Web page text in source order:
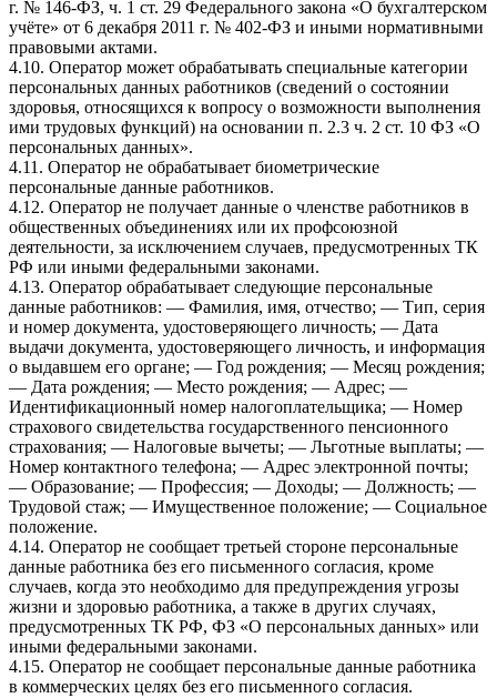
г. № 146-ФЗ, ч. 1 ст. 29 Федерального закона «О бухгалтерском
учёте» от 6 декабря 2011 г. № 402-ФЗ и иными нормативными
правовыми актами.
4.10. Оператор может обрабатывать специальные категории
персональных данных работников (сведений о состоянии
здоровья, относящихся к вопросу о возможности выполнения
ими трудовых функций) на основании п. 2.3 ч. 2 ст. 10 ФЗ «О
персональных данных».
4.11. Оператор не обрабатывает биометрические
персональные данные работников.
4.12. Оператор не получает данные о членстве работников в
общественных объединениях или их профсоюзной
деятельности, за исключением случаев, предусмотренных ТК
РФ или иными федеральными законами.
4.13. Оператор обрабатывает следующие персональные
данные работников: — Фамилия, имя, отчество; — Тип, серия
и номер документа, удостоверяющего личность; — Дата
выдачи документа, удостоверяющего личность, и информация
о выдавшем его органе; — Год рождения; — Месяц рождения;
— Дата рождения; — Место рождения; — Адрес; —
Идентификационный номер налогоплательщика; — Номер
страхового свидетельства государственного пенсионного
страхования; — Налоговые вычеты; — Льготные выплаты; —
Номер контактного телефона; — Адрес электронной почты;
— Образование; — Профессия; — Доходы; — Должность; —
Трудовой стаж; — Имущественное положение; — Социальное
положение.
4.14. Оператор не сообщает третьей стороне персональные
данные работника без его письменного согласия, кроме
случаев, когда это необходимо для предупреждения угрозы
жизни и здоровью работника, а также в других случаях,
предусмотренных ТК РФ, ФЗ «О персональных данных» или
иными федеральными законами.
4.15. Оператор не сообщает персональные данные работника
в коммерческих целях без его письменного согласия.